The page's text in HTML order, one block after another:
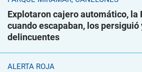
Explotaron cajero automático, la
cuando escapaban, los persiguió
delincuentes
ALERTA ROJA